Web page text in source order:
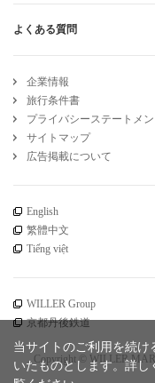
よくある質問
企業情報
旅行条件書
プライバシーステートメン
サイトマップ
広告掲載について
English
繁體中文
Tiếng việt
WILLER Group
京都丹後鉄道
Copyright © WILLER
当サイトのご利用を続け
いたものとします。詳し